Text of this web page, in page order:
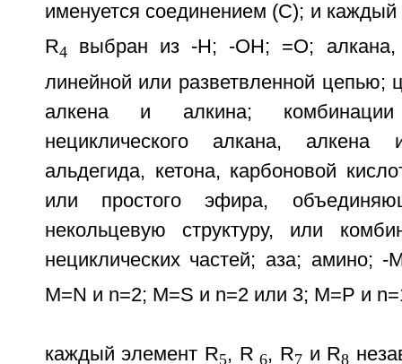
именуется соединением (C); и
R4 выбран из -H; -OH; =O;
линейной или разветвленной цепью;
алкена и алкина;
нециклического алкана,
альдегида, кетона, карбоновой
или простого эфира,
некольцевую структуру, или
нециклических частей; аза; амино; -
M=N и n=2; M=S и n=2 или 3; M=P и
каждый элемент R5, R 6, R7и R8